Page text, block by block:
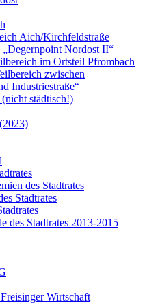
Aich/Kirchfeldstraße
Nordost II“
im Ortsteil Pfrombach
zwischen
Industriestraße“
städtisch!)
des Stadtrates
Stadtrates
des Stadtrates 2013-2015
Wirtschaft